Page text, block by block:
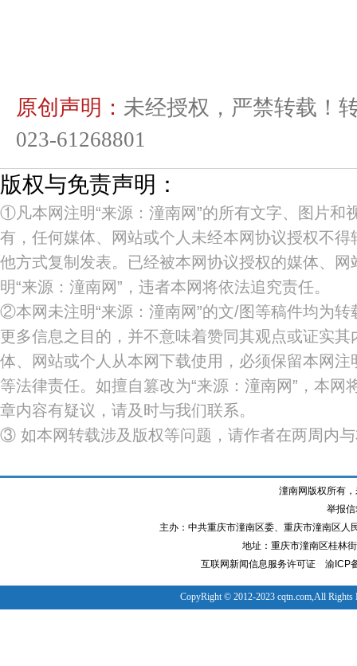
原创声明： 未经授权，严禁转载！
023-61268801
版权与免责声明：
①凡本网注明“来源：潼南网”的所有文字、图片和
有，任何媒体、网站或个人未经本网协议授权不
他方式复制发表。已经被本网协议授权的媒体、
明“来源：潼南网”，违者本网将依法追究责任。
②本网未注明“来源：潼南网”的文/图等稿件均为
更多信息之目的，并不意味着赞同其观点或证实
体、网站或个人从本网下载使用，必须保留本网注
等法律责任。如擅自篡改为“来源：潼南网”，本网
章内容有疑议，请及时与我们联系。
③ 如本网转载涉及版权等问题，请作者在两周内
潼南网版权所有
举报
主办：中共重庆市潼南区委、重庆市潼南区
地址：重庆市潼南区桂林
互联网新闻信息服务许可证
渝ICP
CopyRight © 2012-2023 cqtn.com,All Rights